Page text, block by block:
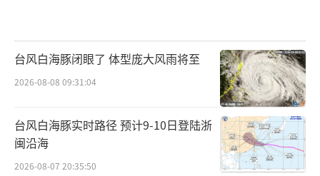
台风白海豚闭眼了 体型庞大风雨将至
2026-08-08 09:31:04
台风白海豚实时路径 预计9-10日登陆浙
闽沿海
2026-08-07 20:35:50